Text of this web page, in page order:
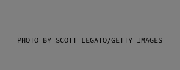
PHOTO BY SCOTT LEGATO/GETTY IMAGES